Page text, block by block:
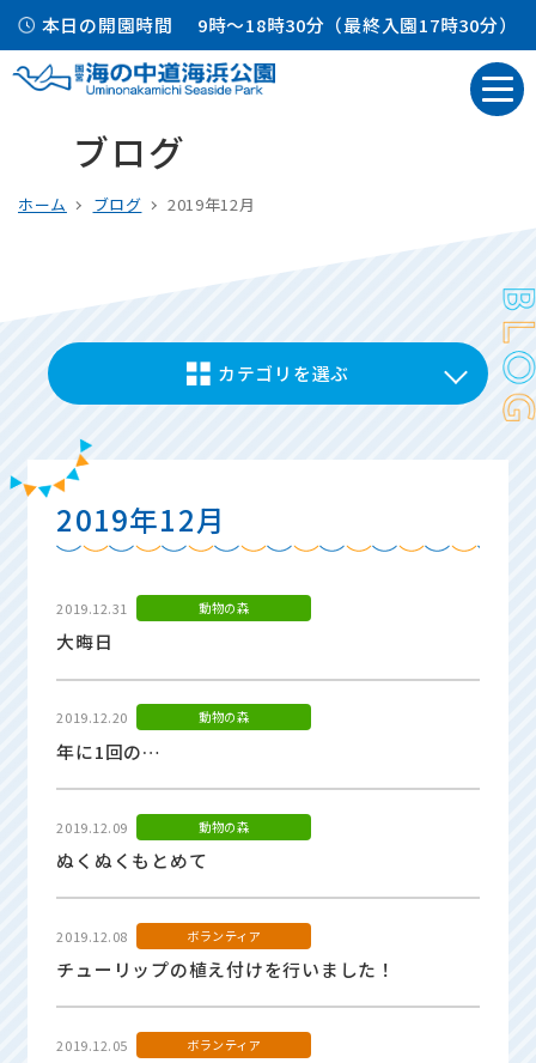
本日の開園時間 9時～18時30分（最終入園17時30分）
ブログ
ホーム ブログ 2019年12月
カテゴリを選ぶ
2019年12月
2019.12.31 動物の森
大晦日
2019.12.20 動物の森
年に1回の…
2019.12.09 動物の森
ぬくぬくもとめて
2019.12.08 ボランティア
チューリップの植え付けを行いました！
2019.12.05 ボランティア